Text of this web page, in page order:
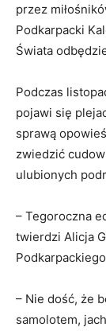
przez
Podkarpacki
Świata
Podczas
pojawi się
sprawą
zwiedzić
ulubionych
– Tegoroczna
twierdzi Alicja
– Nie dość, że
samolotem,